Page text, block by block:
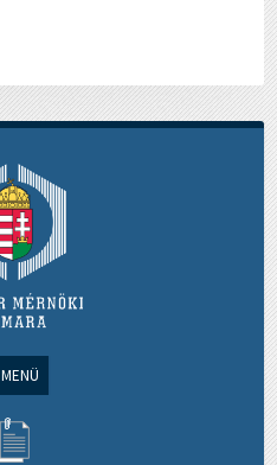
MENÜ